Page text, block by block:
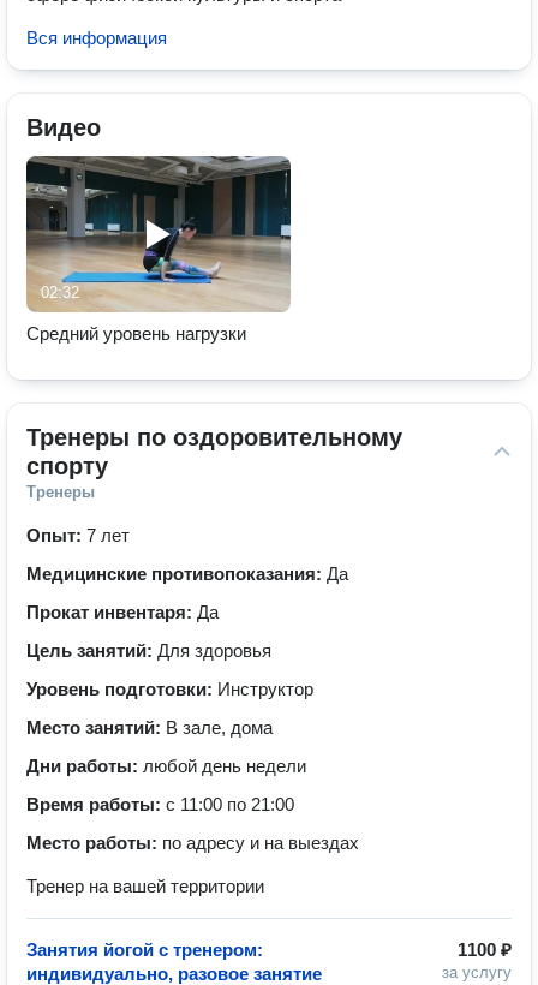
Вся информация
Видео
02:32
Средний уровень нагрузки
Тренеры по оздоровительному
спорту
Тренеры
Опыт: 7 лет
Медицинские противопоказания: Да
Прокат инвентаря: Да
Цель занятий: Для здоровья
Уровень подготовки: Инструктор
Место занятий: В зале, дома
Дни работы: любой день недели
Время работы: с 11:00 по 21:00
Место работы: по адресу и на выездах
Тренер на вашей территории
1100 ₽
за услугу
Занятия йогой с тренером:
индивидуально, разовое занятие